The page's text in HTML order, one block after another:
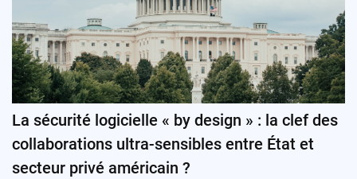
La sécurité logicielle « by design » : la clef des
collaborations ultra-sensibles entre État et
secteur privé américain ?